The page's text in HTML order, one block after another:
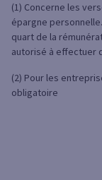
(1) Concerne les
épargne
quart de la
autorisé à effectuer
(2) Pour les
obligatoire